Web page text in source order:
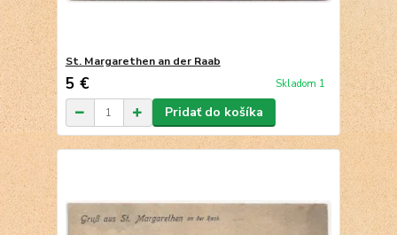
St. Margarethen an der Raab
5 € Skladom 1
Pridať do košíka